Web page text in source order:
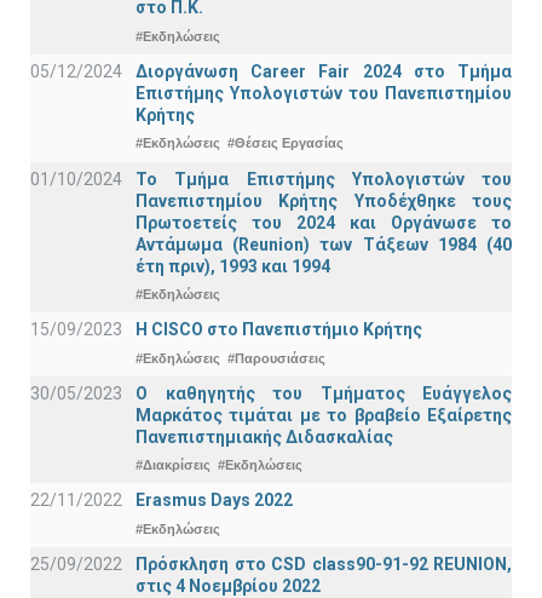
στο Π.Κ.
#Εκδηλώσεις
05/12/2024
Διοργάνωση Career Fair 2024 στο Τμήμα
Επιστήμης Υπολογιστών του Πανεπιστημίου
Κρήτης
#Εκδηλώσεις #Θέσεις Εργασίας
01/10/2024
Το Τμήμα Επιστήμης Υπολογιστών του
Πανεπιστημίου Κρήτης Υποδέχθηκε τους
Πρωτοετείς του 2024 και Οργάνωσε το
Αντάμωμα (Reunion) των Τάξεων 1984 (40
έτη πριν), 1993 και 1994
#Εκδηλώσεις
15/09/2023 Η CISCO στο Πανεπιστήμιο Κρήτης
#Εκδηλώσεις #Παρουσιάσεις
30/05/2023
Ο καθηγητής του Τμήματος Ευάγγελος
Μαρκάτος τιμάται με το βραβείο Εξαίρετης
Πανεπιστημιακής Διδασκαλίας
#Διακρίσεις #Εκδηλώσεις
22/11/2022 Erasmus Days 2022
#Εκδηλώσεις
25/09/2022
Πρόσκληση στο CSD class90-91-92 REUNION,
στις 4 Νοεμβρίου 2022